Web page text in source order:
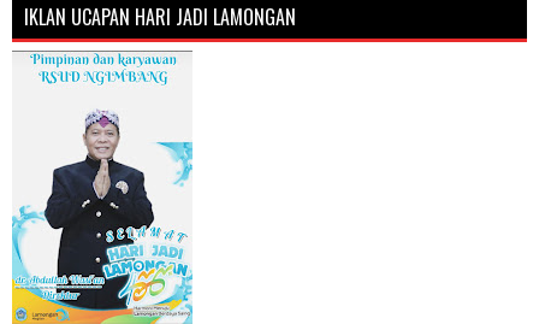
IKLAN UCAPAN HARI JADI LAMONGAN